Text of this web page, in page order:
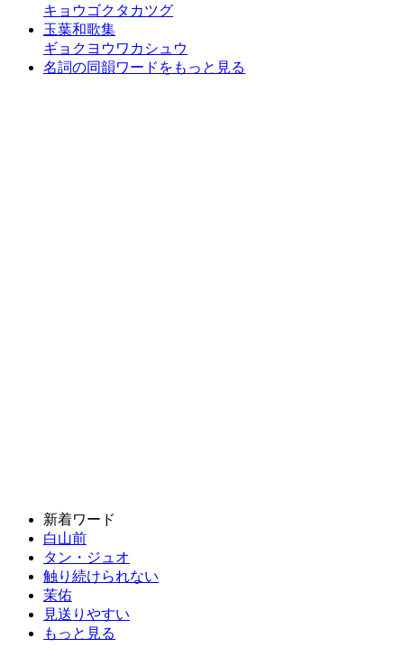
キョウゴクタカツグ
玉葉和歌集
ギョクヨウワカシュウ
名詞の同韻ワードをもっと見る
新着ワード
白山前
タン・ジュオ
触り続けられない
茉佑
見送りやすい
もっと見る